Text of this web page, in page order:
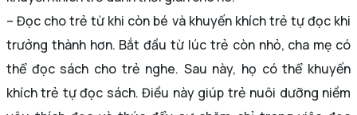
– Đọc cho trẻ từ khi còn bé và khuyến khích trẻ tự đọc khi
trưởng thành hơn. Bắt đầu từ lúc trẻ còn nhỏ, cha mẹ có
thể đọc sách cho trẻ nghe. Sau này, họ có thể khuyến
khích trẻ tự đọc sách. Điều này giúp trẻ nuôi dưỡng niềm